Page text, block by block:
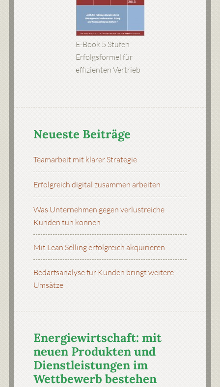
E-Book 5 Stufen
Erfolgsformel für
effizienten Vertrieb
Neueste Beiträge
Teamarbeit mit klarer Strategie
Erfolgreich digital zusammen arbeiten
Was Unternehmen gegen verlustreiche
Kunden tun können
Mit Lean Selling erfolgreich akquirieren
Bedarfsanalyse für Kunden bringt weitere
Umsätze
Energiewirtschaft: mit
neuen Produkten und
Dienstleistungen im
Wettbewerb bestehen